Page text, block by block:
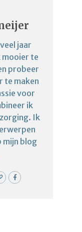
jaar
mooier te
probeer
te maken
voor
ik
Ik
mijn blog